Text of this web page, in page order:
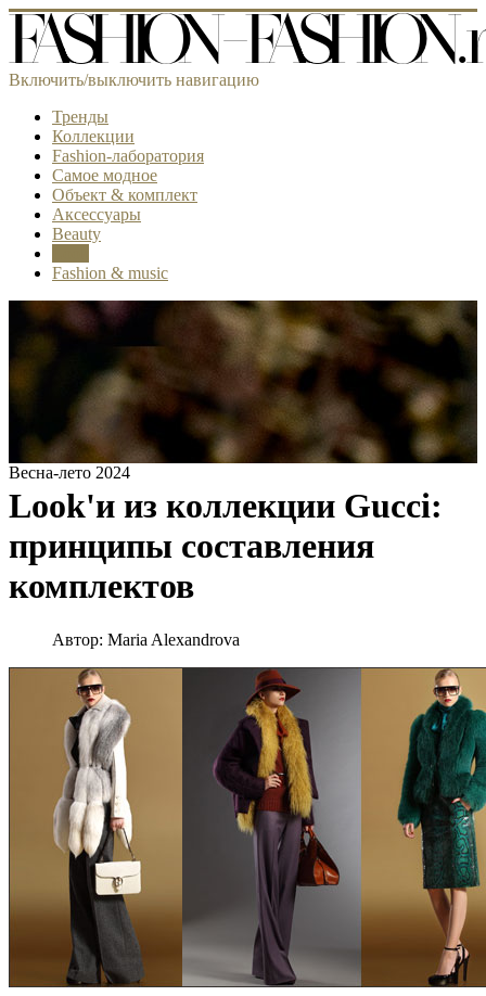
Включить/выключить навигацию
Тренды
Коллекции
Fashion-лаборатория
Самое модное
Объект & комплект
Аксессуары
Beauty
Fashion & music
Весна-лето 2024
Look'и из коллекции Gucci:
принципы составления
комплектов
Автор: Maria Alexandrova